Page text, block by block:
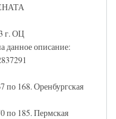
г. ОЦ
данное описание:
168. Оренбургская
по 185. Пермская